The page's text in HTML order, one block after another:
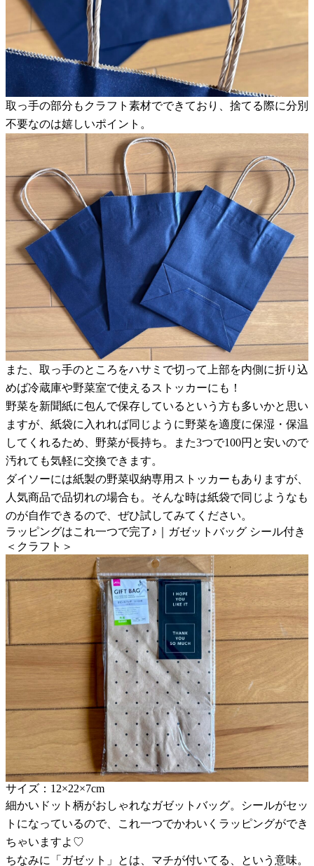
取っ手の部分もクラフト素材でできており、捨てる際に分別
不要なのは嬉しいポイント。
また、取っ手のところをハサミで切って上部を内側に折り込
めば冷蔵庫や野菜室で使えるストッカーにも！
野菜を新聞紙に包んで保存しているという方も多いかと思い
ますが、紙袋に入れれば同じように野菜を適度に保湿・保温
してくれるため、野菜が長持ち。また3つで100円と安いので
汚れても気軽に交換できます。
ダイソーには紙製の野菜収納専用ストッカーもありますが、
人気商品で品切れの場合も。そんな時は紙袋で同じようなも
のが自作できるので、ぜひ試してみてください。
ラッピングはこれ一つで完了♪｜ガゼットバッグ シール付き
＜クラフト＞
サイズ：12×22×7cm
細かいドット柄がおしゃれなガゼットバッグ。シールがセッ
トになっているので、これ一つでかわいくラッピングができ
ちゃいますよ♡
ちなみに「ガゼット」とは、マチが付いてる、という意味。